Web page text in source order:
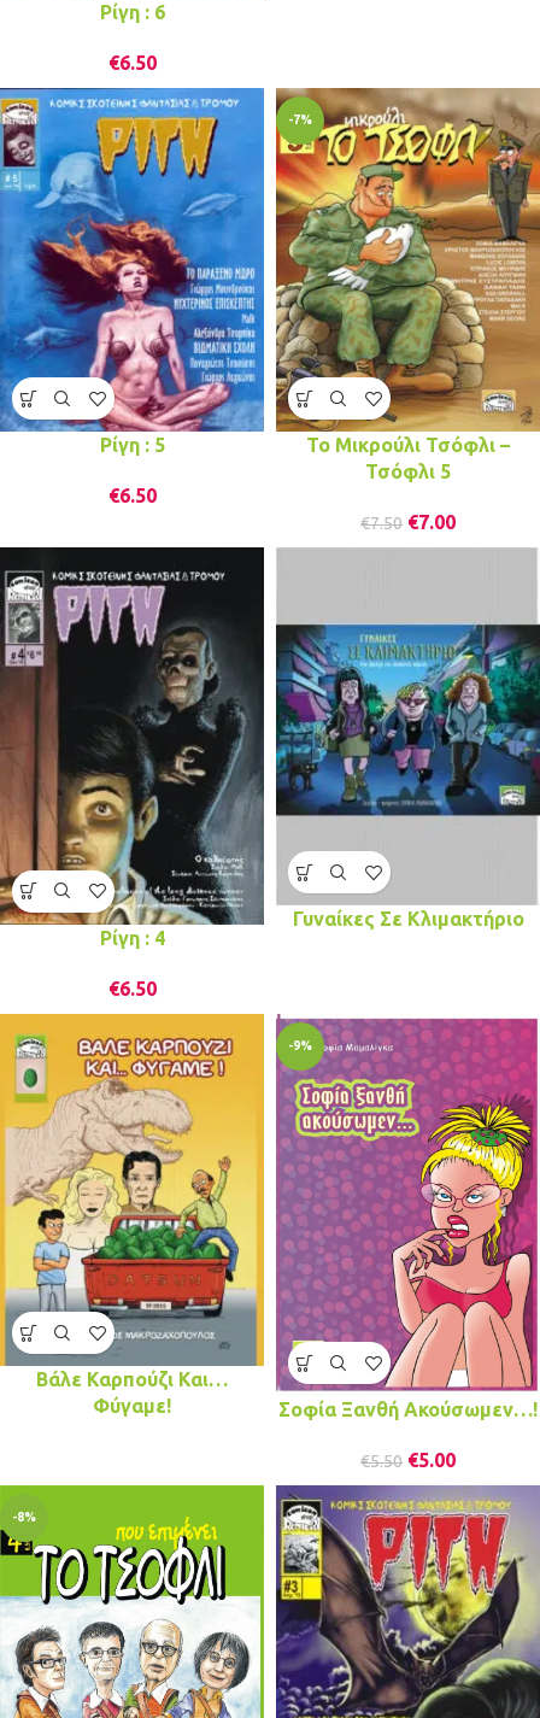
Ρίγη : 6
€6.50
Ρίγη : 5
€6.50
-7%
Το Μικρούλι Τσόφλι –
Τσόφλι 5
€7.50 €7.00
Ρίγη : 4
€6.50
Γυναίκες Σε Κλιμακτήριο
Βάλε Καρπούζι Και…
Φύγαμε!
-9%
Σοφία Ξανθή Ακούσωμεν…!
€5.50 €5.00
-8%